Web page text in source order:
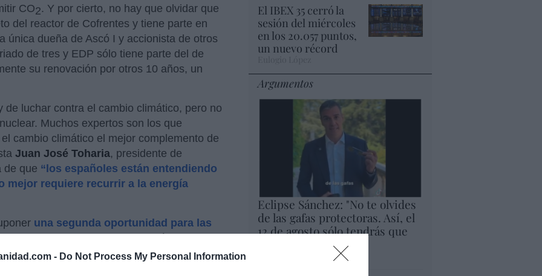
- Do Not Process My Personal Information
CO2. Y por cierto, no hay que olvidar que
del reactor de Cofrentes y tiene parte en
única dueña de Ascó I y accionista de otros
de tres y EDP sólo tiene parte del de
su renovación por otros 10 años, un
de luchar contra el cambio climático, pero no
Muchos expertos son los que
cambio climático el mejor complemento de
Juan José Toharia, presidente de
de que “los españoles están entendiendo
mejor requiere recurrir a la energía
una segunda oportunidad para las
abierto a renegociar la extensión de su vida
región en donde se encuentran los
serán los primeros en cerrar y para los
El IBEX 35 cerró la
sesión del miércoles
en los 20.057 puntos,
un nuevo récord
Argumentos
Eclipse Sánchez: "No te olvides
de las gafas protectoras. Así, el
12 de agosto sólo tendrás que